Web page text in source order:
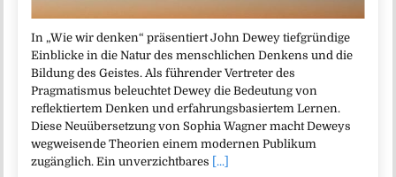
In „Wie wir denken“ präsentiert John Dewey tiefgründige
Einblicke in die Natur des menschlichen Denkens und die
Bildung des Geistes. Als führender Vertreter des
Pragmatismus beleuchtet Dewey die Bedeutung von
reflektiertem Denken und erfahrungsbasiertem Lernen.
Diese Neuübersetzung von Sophia Wagner macht Deweys
wegweisende Theorien einem modernen Publikum
zugänglich. Ein unverzichtbares [...]